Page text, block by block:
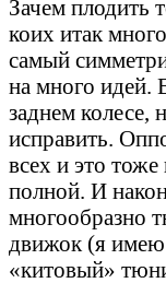
Зачем плодить
коих итак
самый
на много идей.
заднем колесе,
исправить.
всех и это
полной. И
многообразно
движок (я имею
«китовый»